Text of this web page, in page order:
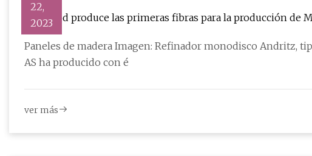
22,
2023
Starwood produce las primeras fibras para la producción de
Paneles de madera Imagen: Refinador monodisco Andritz,
AS ha producido con é
ver más